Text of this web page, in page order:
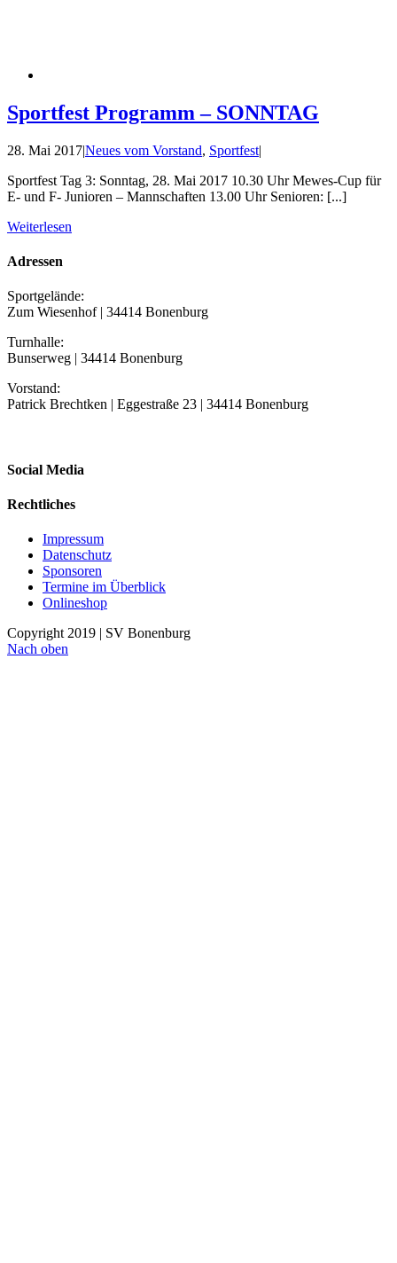
Sportfest Programm – SONNTAG
28. Mai 2017|Neues vom Vorstand, Sportfest|
Sportfest Tag 3: Sonntag, 28. Mai 2017 10.30 Uhr Mewes-Cup für
E- und F- Junioren – Mannschaften 13.00 Uhr Senioren: [...]
Weiterlesen
Adressen
Sportgelände:
Zum Wiesenhof | 34414 Bonenburg
Turnhalle:
Bunserweg | 34414 Bonenburg
Vorstand:
Patrick Brechtken | Eggestraße 23 | 34414 Bonenburg
Social Media
Rechtliches
Impressum
Datenschutz
Sponsoren
Termine im Überblick
Onlineshop
Copyright 2019 | SV Bonenburg
Nach oben